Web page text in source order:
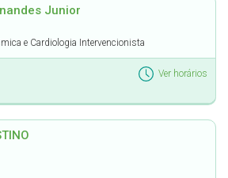
Junior
e Cardiologia Intervencionista
Ver horários